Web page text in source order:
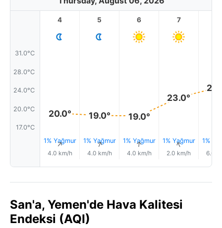
31.0°C
28.0°C
24.0°C
20.0°C
17.0°C
4
20.0°
1% Yağmur
↑
4.0 km/h
5
19.0°
1% Yağmur
↑
4.0 km/h
6
19.0°
1% Yağmur
↑
4.0 km/h
7
23.0°
1% Yağmur
↑
2.0 km/h
1%
6.0
San'a, Yemen'de Hava Kalitesi
Endeksi (AQI)